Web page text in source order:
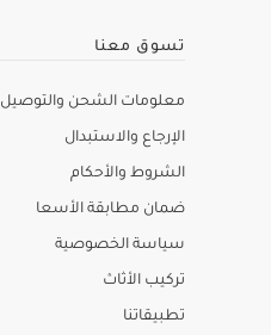
تسوق معنا
معلومات الشحن والتوصيل
الإرجاع والاستبدال
الشروط والأحكام
ضمان مطابقة الأسعا
سياسة الخصوصية
تركيب الأثاث
تطبيقاتنا